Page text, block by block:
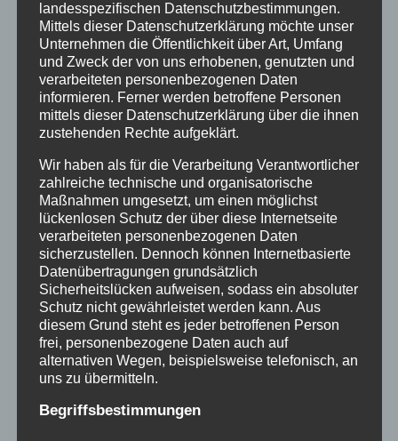
Beachtet auch diesePETITION. Wenn sie euch
gefällt, leitet sie weiter, danke!
Gern könnt ihr auch unserenNewsletter
bestellen.
Für alle, die uns hier etwas aus ihrer
Verschickungsgeschichte aufschreiben,
fühlen wir uns verantwortlich, gleichzeitig
sehen wir eure Erinnerungen als ein
Geschenk an uns an, das uns verpflichtet,
dafür zu kämpfen, dass das Unrecht, was uns
als Kindern passiert ist, restlos aufgeklärt
wird, den Hintergründen nachgegangen wird
und Politik und Trägerlandschaft auch ihre
Verantwortung erkennen.
landesspezifischen Datenschutzbestimmungen.
Mittels dieser Datenschutzerklärung möchte unser
Unternehmen die Öffentlichkeit über Art, Umfang
und Zweck der von uns erhobenen, genutzten und
verarbeiteten personenbezogenen Daten
informieren. Ferner werden betroffene Personen
mittels dieser Datenschutzerklärung über die ihnen
zustehenden Rechte aufgeklärt.
Wir haben als für die Verarbeitung Verantwortlicher
zahlreiche technische und organisatorische
Maßnahmen umgesetzt, um einen möglichst
lückenlosen Schutz der über diese Internetseite
verarbeiteten personenbezogenen Daten
sicherzustellen. Dennoch können Internetbasierte
Datenübertragungen grundsätzlich
Sicherheitslücken aufweisen, sodass ein absoluter
Schutz nicht gewährleistet werden kann. Aus
diesem Grund steht es jeder betroffenen Person
frei, personenbezogene Daten auch auf
alternativen Wegen, beispielsweise telefonisch, an
uns zu übermitteln.
Begriffsbestimmungen